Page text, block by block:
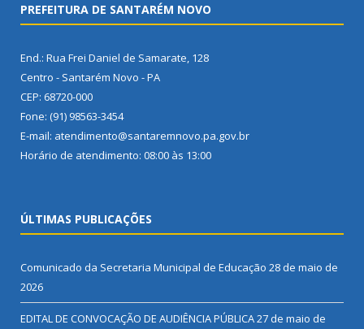
PREFEITURA DE SANTARÉM NOVO
End.: Rua Frei Daniel de Samarate, 128
Centro - Santarém Novo - PA
CEP: 68720-000
Fone: (91) 98563-3454
E-mail: atendimento@santaremnovo.pa.gov.br
Horário de atendimento: 08:00 às 13:00
ÚLTIMAS PUBLICAÇÕES
Comunicado da Secretaria Municipal de Educação 28 de maio de
2026
EDITAL DE CONVOCAÇÃO DE AUDIÊNCIA PÚBLICA27 de maio de